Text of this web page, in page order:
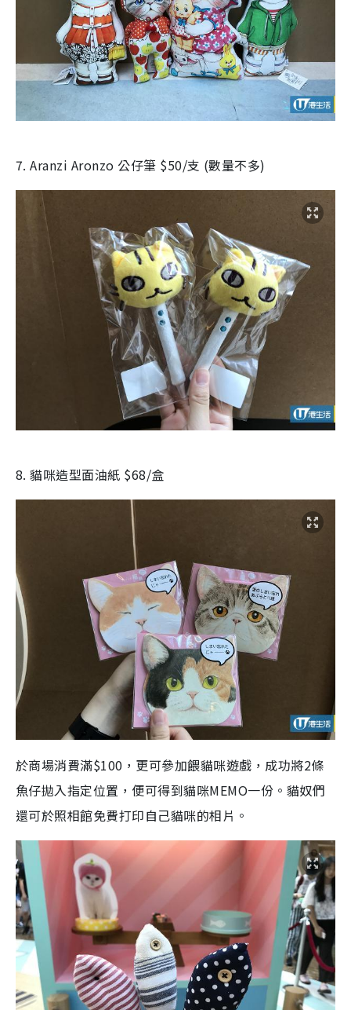
7. Aranzi Aronzo 公仔筆 $50/支 (數量不多)
8. 貓咪造型面油紙 $68/盒
於商場消費滿$100，更可參加餵貓咪遊戲，成功將2條
魚仔拋入指定位置，便可得到貓咪MEMO一份。貓奴們
還可於照相館免費打印自己貓咪的相片。